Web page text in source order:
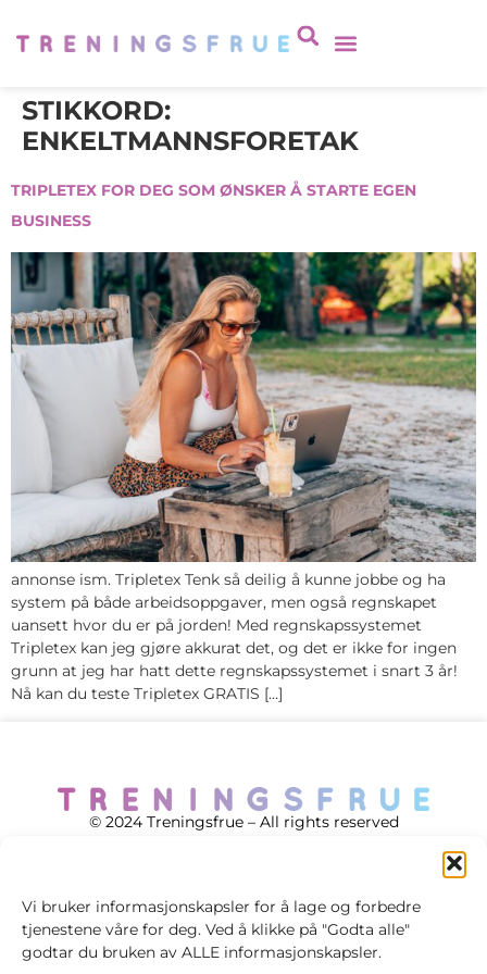
Vi bruker informasjonskapsler for å lage og forbedre
tjenestene våre for deg. Ved å klikke på "Godta alle"
godtar du bruken av ALLE informasjonskapsler.
STIKKORD:
ENKELTMANNSFORETAK
TRIPLETEX FOR DEG SOM ØNSKER Å STARTE EGEN
BUSINESS
annonse ism. Tripletex Tenk så deilig å kunne jobbe og ha
system på både arbeidsoppgaver, men også regnskapet
uansett hvor du er på jorden! Med regnskapssystemet
Tripletex kan jeg gjøre akkurat det, og det er ikke for ingen
grunn at jeg har hatt dette regnskapssystemet i snart 3 år!
Nå kan du teste Tripletex GRATIS […]
© 2024 Treningsfrue – All rights reserved
Cookie policy